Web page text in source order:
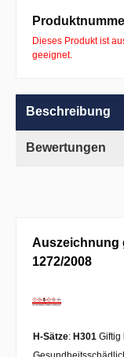
Dieses Produkt ist
geeignet.
Beschreibung
Bewertungen
Auszeichnung
1272/2008
H-Sätze: H301 Giftig